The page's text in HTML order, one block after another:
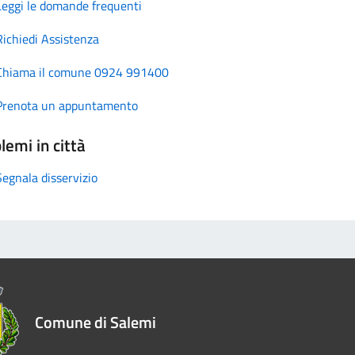
le domande frequenti
Assistenza
il comune 0924 991400
un appuntamento
in città
disservizio
Comune di Salemi